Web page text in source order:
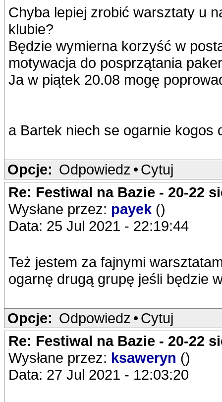
Chyba lepiej zrobić warsztaty u
klubie?
Będzie wymierna korzyść w
motywacja do posprzątania
Ja w piątek 20.08 mogę
a Bartek niech se ogarnie
Opcje: Odpowiedz • Cytuj
Re: Festiwal na Bazie - 20-22
Wysłane przez: payek ()
Data: 25 Jul 2021 - 22:19:44
Też jestem za fajnymi
ogarnę drugą grupę jeśli będzie
Opcje: Odpowiedz • Cytuj
Re: Festiwal na Bazie - 20-22
Wysłane przez: ksaweryn ()
Data: 27 Jul 2021 - 12:03:20